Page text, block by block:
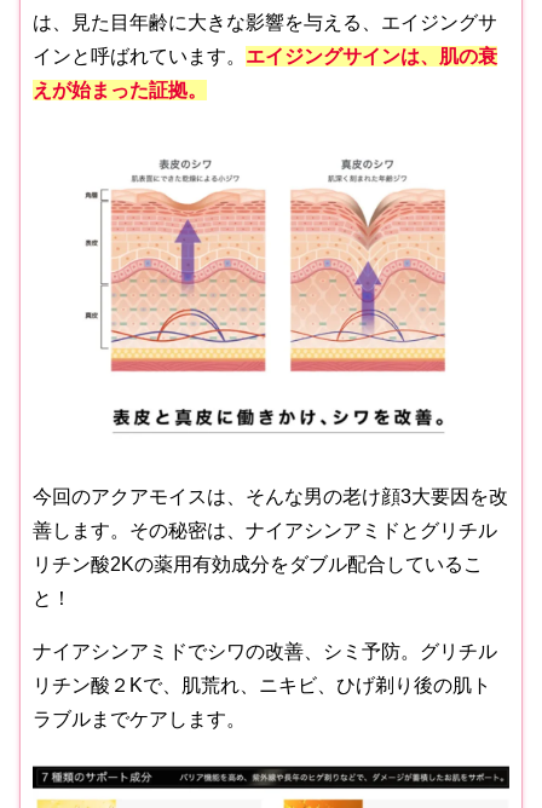
は、見た目年齢に大きな影響を与える、エイジングサ
インと呼ばれています。 エイジングサインは、肌の衰
えが始まった証拠。
今回のアクアモイスは、そんな男の老け顔3大要因を改
善します。その秘密は、ナイアシンアミドとグリチル
リチン酸2Kの薬用有効成分をダブル配合しているこ
と！
ナイアシンアミドでシワの改善、シミ予防。グリチル
リチン酸２Kで、肌荒れ、ニキビ、ひげ剃り後の肌ト
ラブルまでケアします。